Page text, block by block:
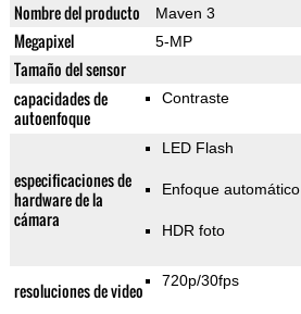
Nombre del producto Maven 3
Megapixel 5-MP
Tamaño del sensor
capacidades de
autoenfoque
Contraste
especificaciones de
hardware de la
cámara
LED Flash
Enfoque automático
HDR foto
resoluciones de video 720p/30fps